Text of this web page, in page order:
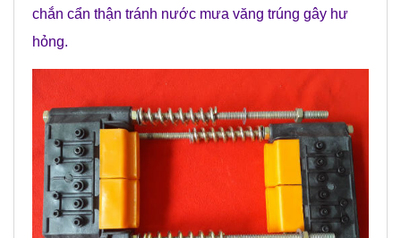
chắn cẩn thận tránh nước mưa văng trúng gây hư
hỏng.